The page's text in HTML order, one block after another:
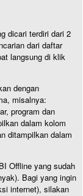
dicari terdiri dari 2
dari daftar
langsung di klik
dengan
misalnya:
program dan
dalam kolom
ditampilkan dalam
Offline yang sudah
Bagi yang ingin
internet), silakan